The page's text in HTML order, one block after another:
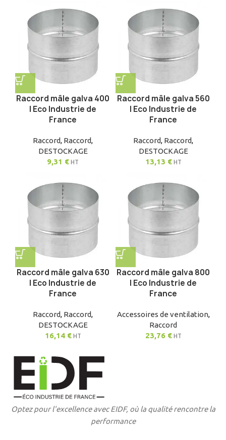
Raccord mâle galva 400
| Eco Industrie de
France
Raccord, Raccord,
DESTOCKAGE
9,31 € HT
Raccord mâle galva 560
| Eco Industrie de
France
Raccord, Raccord,
DESTOCKAGE
13,13 € HT
Raccord mâle galva 630
| Eco Industrie de
France
Raccord, Raccord,
DESTOCKAGE
16,14 € HT
Raccord mâle galva 800
| Eco Industrie de
France
Accessoires de ventilation,
Raccord
23,76 € HT
Optez pour l'excellence avec EIDF, où la qualité rencontre la
performance